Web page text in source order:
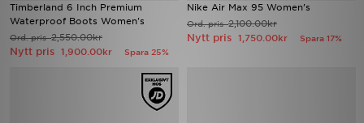
Timberland 6 Inch Premium
Waterproof Boots Women's
Ord. pris2,550.00kr
Nytt pris 1,900.00kr Spara 25%
Nike Air Max 95 Women's
Ord. pris2,100.00kr
Nytt pris 1,750.00kr Spara 17%